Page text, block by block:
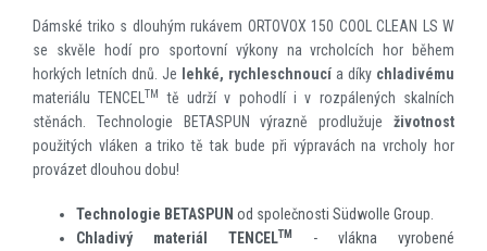
Dámské triko s dlouhým rukávem ORTOVOX 150 COOL CLEAN LS W
se skvěle hodí pro sportovní výkony na vrcholcích hor během
horkých letních dnů. Je
lehké, rychleschnoucí a díky chladivému
materiálu TENCELTM
tě udrží v pohodlí i v rozpálených skalních
stěnách. Technologie BETASPUN výrazně prodlužuje životnost
použitých vláken a triko tě tak bude při výpravách na vrcholy hor
provázet dlouhou dobu!
Technologie BETASPUN od společnosti Südwolle Group.
Chladivý materiál TENCELTM
- vlákna vyrobené